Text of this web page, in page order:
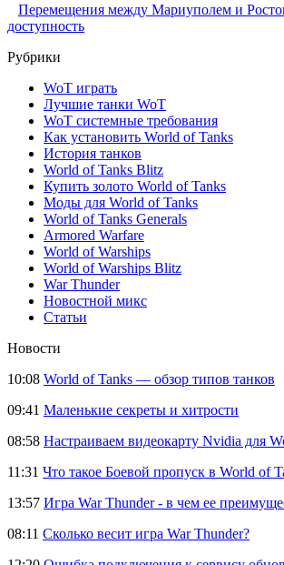
Перемещения между Мариуполем и
доступность
Рубрики
WoT играть
Лучшие танки WoT
WoT системные требования
Как установить World of Tanks
История танков
World of Tanks Blitz
Купить золото World of Tanks
Моды для World of Tanks
World of Tanks Generals
Armored Warfare
World of Warships
World of Warships Blitz
War Thunder
Новостной микс
Статьи
Новости
10:08 World of Tanks — обзор типов танков
09:41 Маленькие секреты и хитрости
08:58 Настраиваем видеокарту Nvidia для
11:31 Что такое Боевой пропуск в World of
13:57 Игра War Thunder - в чем ее
08:11 Сколько весит игра War Thunder?